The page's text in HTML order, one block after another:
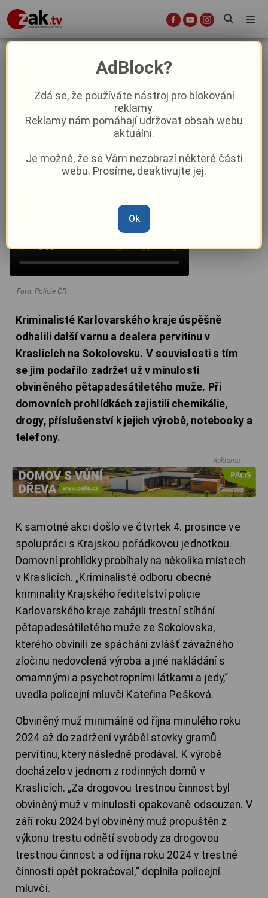
VIDEO: Policie odhalila varnu
pervitinu v Kraslicích. Obviněný
recidivista skončil ve vazbě
Aktuality Krimi Aktuálně
Anna Raková –11. 12. 2025 |15:33
Foto: Policie ČR
Kriminalisté Karlovarského kraje úspěšně
odhalili další varnu a dealera pervitinu v
Kraslicích na Sokolovsku. V souvislosti s tím
se jim podařilo zadržet už v minulosti
obviněného pětapadesátiletého muže. Při
domovních prohlídkách zajistili chemikálie,
drogy, příslušenství k jejich výrobě, notebooky a
telefony.
Reklama
K samotné akci došlo ve čtvrtek 4. prosince ve
spolupráci s Krajskou pořádkovou jednotkou.
Domovní prohlídky probíhaly na několika místech
v Kraslicích. „Kriminalisté odboru obecné
kriminality Krajského ředitelství policie
Karlovarského kraje zahájili trestní stíhání
pětapadesátiletého muže ze Sokolovska,
kterého obvinili ze spáchání zvlášť závažného
zločinu nedovolená výroba a jiné nakládání s
omamnými a psychotropními látkami a jedy,“
uvedla policejní mluvčí Kateřina Pešková.
Obviněný muž minimálně od října minulého roku
2024 až do zadržení vyráběl stovky gramů
pervitinu, který následně prodával. K výrobě
docházelo v jednom z rodinných domů v
Kraslicích. „Za drogovou trestnou činnost byl
obviněný muž v minulosti opakovaně odsouzen. V
září roku 2024 byl obviněný muž propuštěn z
výkonu trestu odnětí svobody za drogovou
trestnou činnost a od října roku 2024 v trestné
činnosti opět pokračoval,“ doplnila policejní
mluvčí.
AdBlock?
Zdá se, že používáte nástroj pro blokování
reklamy.
Reklamy nám pomáhají udržovat obsah webu
aktuální.
Je možné, že se Vám nezobrazí některé části
webu. Prosíme, deaktivujte jej.
Ok